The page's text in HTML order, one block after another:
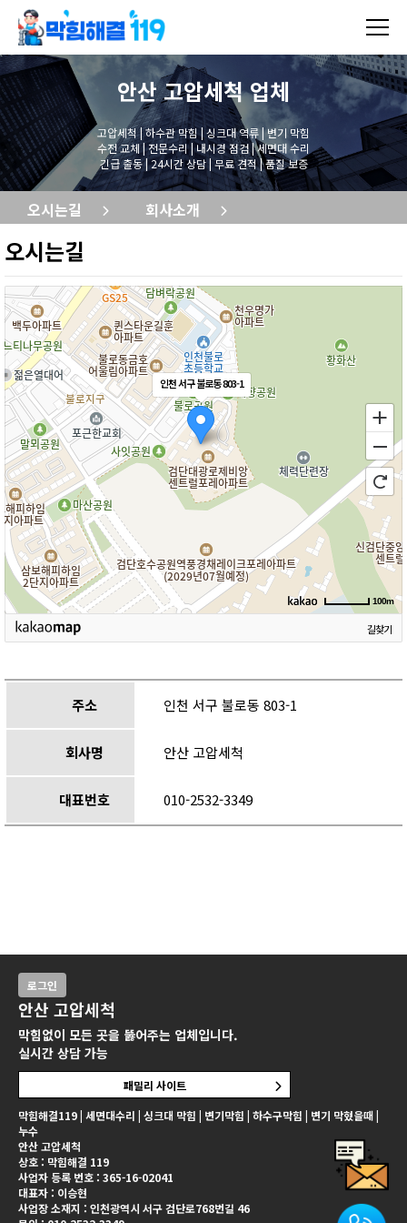
안산 고압세척업체
고압세척 | 하수관 막힘 | 싱크대 역류 | 변기 막힘
수전 교체 | 전문수리 | 내시경 점검 | 세면대 수리
긴급 출동 | 24시간 상담 | 무료 견적 | 품질 보증
오시는길 회사소개
오시는길
인천 서구 불로동 803-1
100m
길찾기
주소 인천 서구 불로동 803-1
회사명 안산 고압세척
대표번호 010-2532-3349
막힘해결119 | 세면대수리 | 싱크대 막힘 | 변기막힘 | 하수구막힘 | 변기 막혔을때 |
누수
안산 고압세척
상호 : 막힘해결 119
사업자 등록 번호 : 365-16-02041
대표자 : 이승현
사업장 소재지 : 인천광역시 서구 검단로768번길 46
로그인
안산 고압세척
막힘없이 모든 곳을 뚫어주는 업체입니다.
실시간 상담 가능
패밀리 사이트